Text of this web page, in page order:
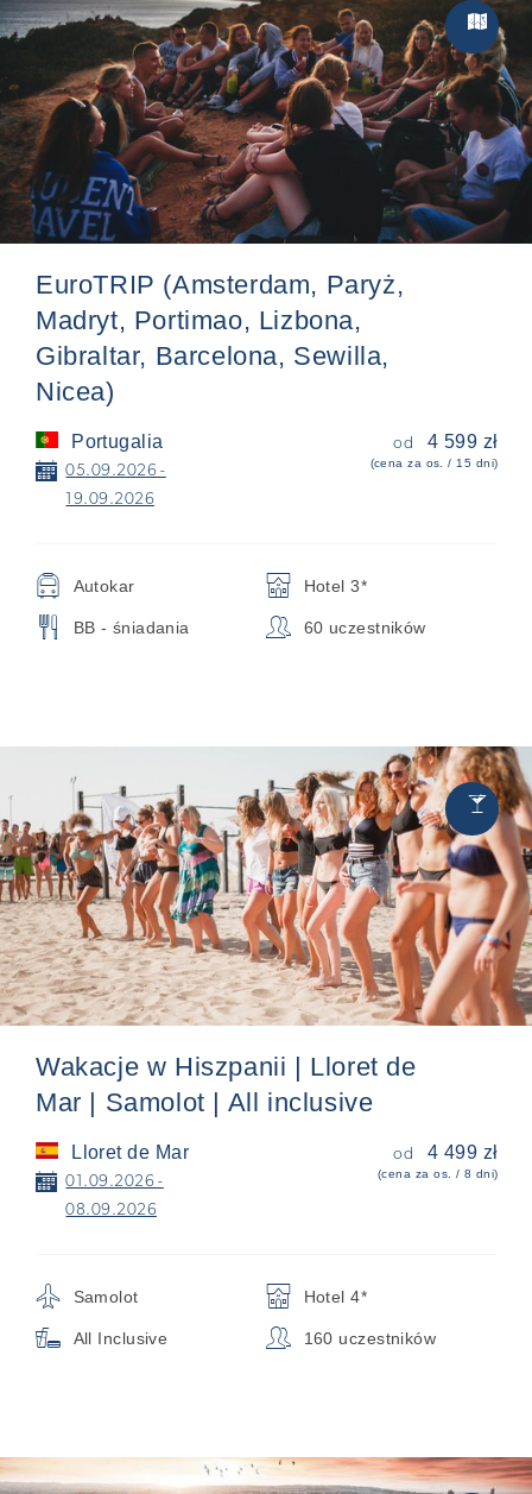

EuroTRIP (Amsterdam, Paryż,
Madryt, Portimao, Lizbona,
Gibraltar, Barcelona, Sewilla,
Nicea)
Portugalia
📅 05.09.2026 -
19.09.2026
od 4 599 zł
(cena za os. / 15 dni)
🚍 Autokar 🏨 Hotel 3*
🍴 BB - śniadania 👥 60 uczestników
Chill
&
Party
🍸
Wakacje w Hiszpanii | Lloret de
Mar | Samolot | All inclusive
Lloret de Mar
📅 01.09.2026 -
08.09.2026
od 4 499 zł
(cena za os. / 8 dni)
✈ Samolot 🏨 Hotel 4*
 All Inclusive 👥 160 uczestników